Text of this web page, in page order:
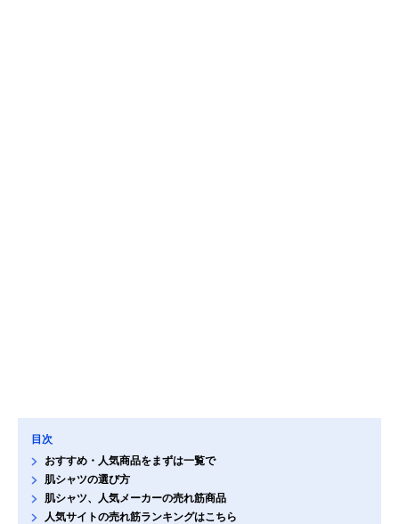
目次
おすすめ・人気商品をまずは一覧で
肌シャツの選び方
肌シャツ、人気メーカーの売れ筋商品
人気サイトの売れ筋ランキングはこちら